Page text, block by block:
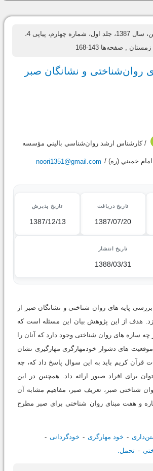
روان‌شناسی و دین، سال 1387، جلد اول، شماره چهارم، پیاپی 4،
زمستان , صفحه‌ها 143-168
روان‌شناختی و نشانگان صبر
/ كارشناس ارشد روان‌شناسي باليني مؤسسه
خميني (ره) / noori1351@gmail.com
تاریخ دریافت
1387/07/20
تاریخ پذیرش
1387/12/13
تاریخ انتشار
1388/03/31
بررسی پایه های روان شناختی و نشانگان صبر از
هدف از این پژوهش بیان این مسئله است که
چه سازه های روان شناختی وجود دارد که آنان را
های دشوار خودمهارگری مهارگیری نشان
قرآن کریم باید به این سوال پاسخ داد که، چه
برای افراد صبور ارائه داد. همچنین در این
شناختی صبر، تعریف صبر، مفاهیم مشابه آن
و هفت مبنای روان شناختی برای صبر مطرح
خود مهارگری
خودگردانی
تحمل.